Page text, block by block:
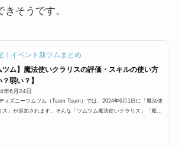
そうです。
｜イベント新ツムまとめ
ツム】魔法使いクラリスの評価・スキルの使い方
？弱い？】
年6月24日
ィズニーツムツム（Tsum Tsum）では、2024年6月1日に「魔法使
ス」が追加されます。そんな「ツムツム魔法使いクラリス」「魔法